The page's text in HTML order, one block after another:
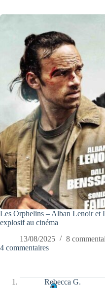
Les Orphelins – Alban Lenoir et
explosif au cinéma
13/08/2025
8
4 commentaires
Rebecca G.